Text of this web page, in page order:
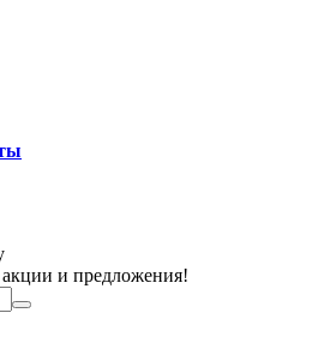
и предложения!